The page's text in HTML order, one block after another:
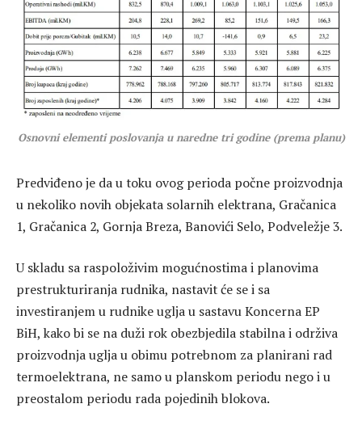
Osnovni elementi poslovanja u naredne tri godine (prema planu)
Predviđeno je da u toku ovog perioda počne proizvodnja
u nekoliko novih objekata solarnih elektrana, Gračanica
1, Gračanica 2, Gornja Breza, Banovići Selo, Podveležje 3.
U skladu sa raspoloživim mogućnostima i planovima
prestrukturiranja rudnika, nastavit će se i sa
investiranjem u rudnike uglja u sastavu Koncerna EP
BiH, kako bi se na duži rok obezbjedila stabilna i održiva
proizvodnja uglja u obimu potrebnom za planirani rad
termoelektrana, ne samo u planskom periodu nego i u
preostalom periodu rada pojedinih blokova.